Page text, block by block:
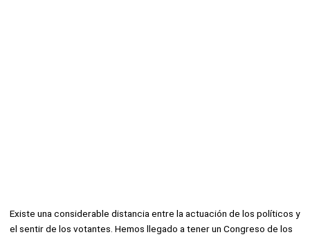
Existe una considerable distancia entre la actuación de los políticos y
el sentir de los votantes. Hemos llegado a tener un Congreso de los